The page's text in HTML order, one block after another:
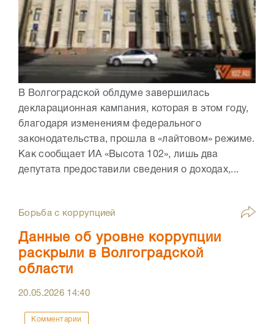
В Волгоградской облдуме завершилась
декларационная кампания, которая в этом году,
благодаря изменениям федерального
законодательства, прошла в «лайтовом» режиме.
Как сообщает ИА «Высота 102», лишь два
депутата предоставили сведения о доходах,...
Борьба с коррупцией
Данные об уровне коррупции
раскрыли в Волгоградской
области
20.05.2026 14:40
Комментарии